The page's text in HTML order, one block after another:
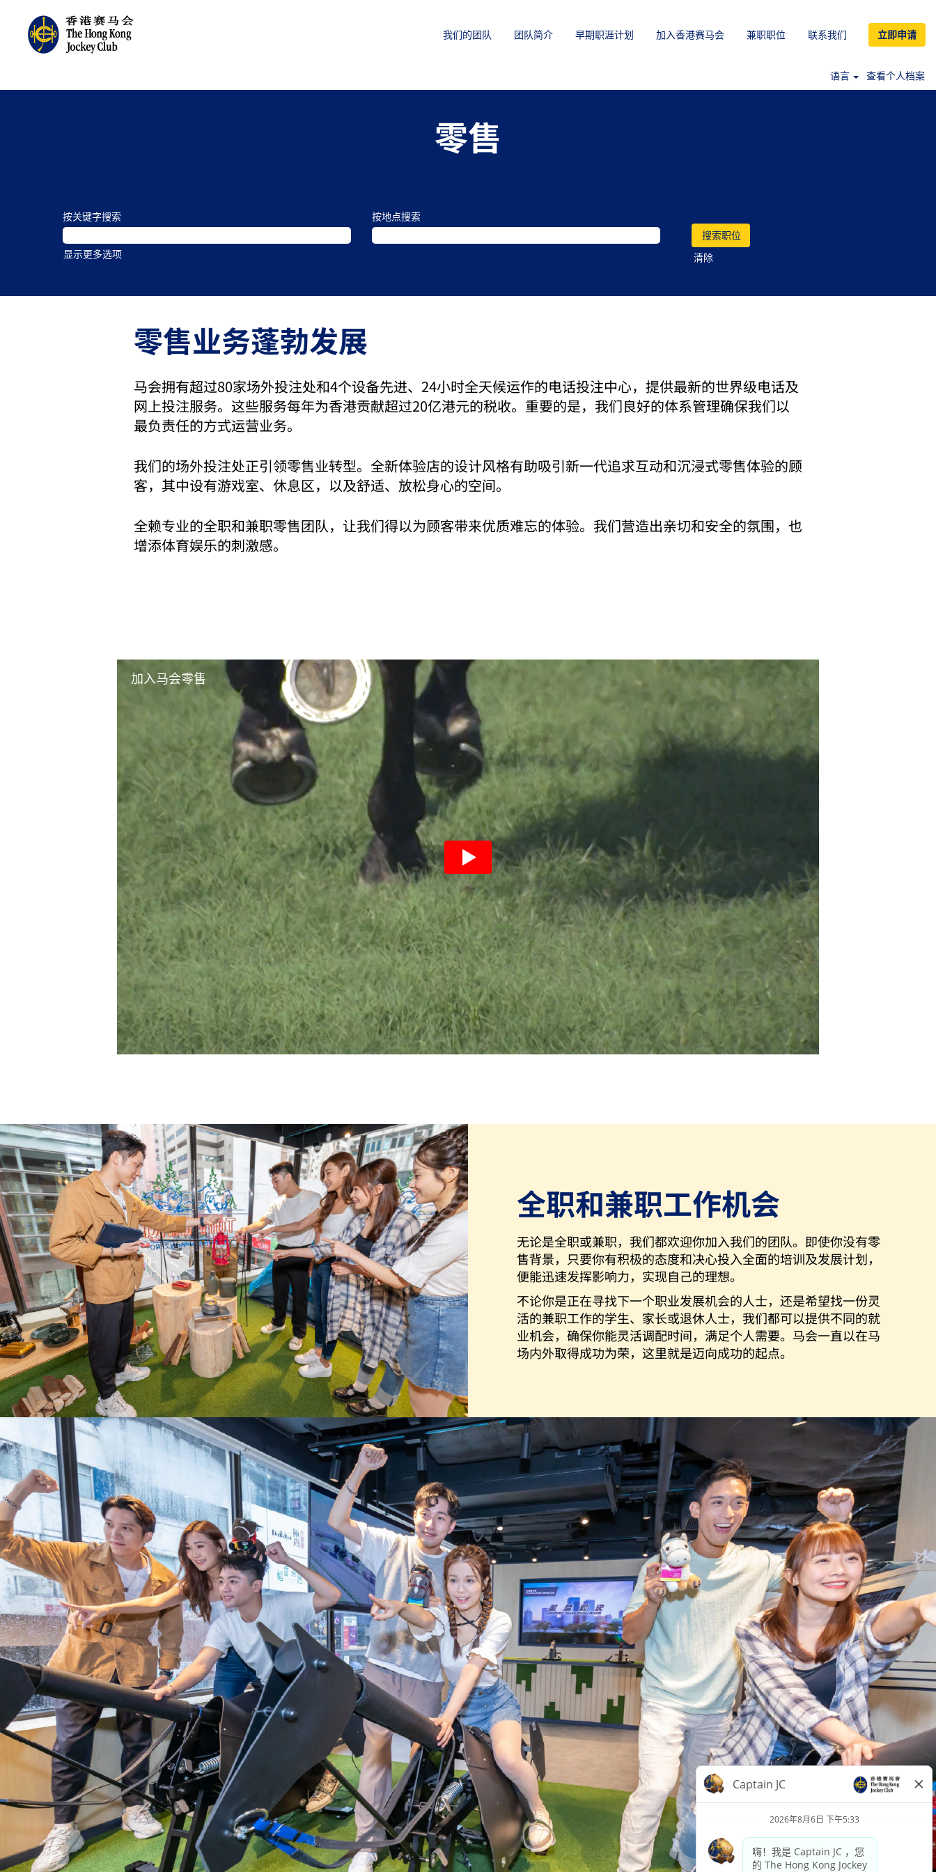
我们的团队 团队简介 早期职涯计划 加入香港赛马会 兼职职位 联系我们 立即申请
语言 查看个人档案
零售
按关键字搜索 按地点搜索
显示更多选项 清除
零售业务蓬勃发展
马会拥有超过80家场外投注处和4个设备先进、24小时全天候运作的电话投注中心，提供最新的世界级电话及
网上投注服务。这些服务每年为香港贡献超过20亿港元的税收。重要的是，我们良好的体系管理确保我们以
最负责任的方式运营业务。
我们的场外投注处正引领零售业转型。全新体验店的设计风格有助吸引新一代追求互动和沉浸式零售体验的顾
客，其中设有游戏室、休息区，以及舒适、放松身心的空间。
全赖专业的全职和兼职零售团队，让我们得以为顾客带来优质难忘的体验。我们营造出亲切和安全的氛围，也
增添体育娱乐的刺激感。
加入马会零售
全职和兼职工作机会
无论是全职或兼职，我们都欢迎你加入我们的团队。即使你没有零
售背景，只要你有积极的态度和决心投入全面的培训及发展计划，
便能迅速发挥影响力，实现自己的理想。
不论你是正在寻找下一个职业发展机会的人士，还是希望找一份灵
活的兼职工作的学生、家长或退休人士，我们都可以提供不同的就
业机会，确保你能灵活调配时间，满足个人需要。马会一直以在马
场内外取得成功为荣，这里就是迈向成功的起点。